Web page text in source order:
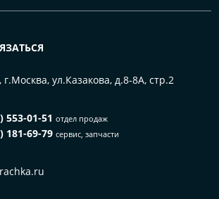
г.Москва, ул.Казакова, д.8-8А, стр.2
553-01-51 отдел продаж
181-69-79 сервис, запчасти